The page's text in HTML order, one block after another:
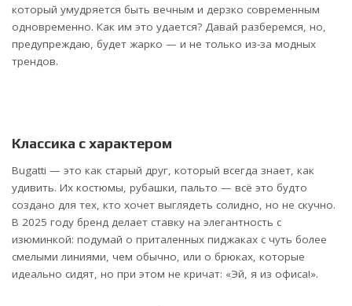
который умудряется быть вечным и дерзко современным
одновременно. Как им это удается? Давай разберемся, но,
предупреждаю, будет жарко — и не только из-за модных
трендов.
Классика с характером
Bugatti — это как старый друг, который всегда знает, как
удивить. Их костюмы, рубашки, пальто — всё это будто
создано для тех, кто хочет выглядеть солидно, но не скучно.
В 2025 году бренд делает ставку на элегантность с
изюминкой: подумай о приталенных пиджаках с чуть более
смелыми линиями, чем обычно, или о брюках, которые
идеально сидят, но при этом не кричат: «Эй, я из офиса!».